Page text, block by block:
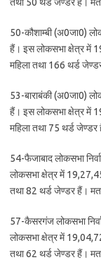
50-कौशाम्बी (अ0जा0)
हैं। इस लोकसभा क्षेत्र में
महिला तथा 166 थर्ड
53-बाराबंकी (अ0जा0)
हैं। इस लोकसभा क्षेत्र में
महिला तथा 75 थर्ड
54-फैजाबाद लोकसभा
लोकसभा क्षेत्र में
तथा 82 थर्ड जेण्डर हैं।
57-कैसरगंज लोकसभा
लोकसभा क्षेत्र में
तथा 62 थर्ड जेण्डर हैं।